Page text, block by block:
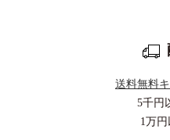
送料無料
5千円
1万